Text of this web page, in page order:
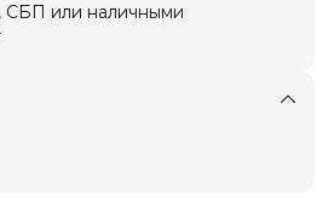
СБП или наличными